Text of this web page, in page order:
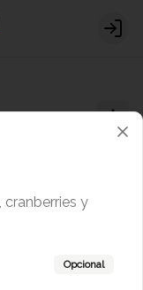
menú
cranberries y
Opcional